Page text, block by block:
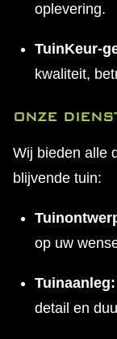
oplevering.
TuinKeur-
kwaliteit,
ONZE
Wij bieden alle
blijvende tuin:
op uw
Tuinaanleg:
detail en